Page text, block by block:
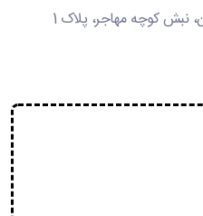
نبش کوچه مهاجر، پلاک 1